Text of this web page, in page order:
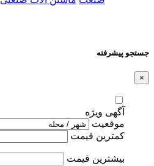
جستجو پیشرفته
×
آگهی ویژه
موقعیت
کمترین قیمت
بیشترین قیمت